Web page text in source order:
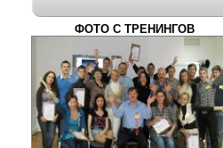
ФОТО С ТРЕНИНГОВ